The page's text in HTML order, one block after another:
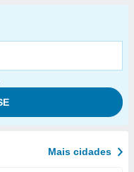
Mais cidades